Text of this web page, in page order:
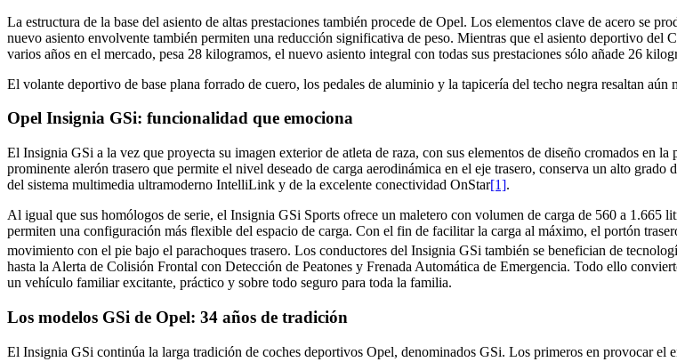
La estructura de la base del asiento de altas prestaciones también procede de Opel. Los elementos clave de acero se
nuevo asiento envolvente también permiten una reducción significativa de peso. Mientras que el asiento deportivo
varios años en el mercado, pesa 28 kilogramos, el nuevo asiento integral con todas sus prestaciones sólo añade 26
El volante deportivo de base plana forrado de cuero, los pedales de aluminio y la tapicería del techo negra resaltan
Opel Insignia GSi: funcionalidad que emociona
El Insignia GSi a la vez que proyecta su imagen exterior de atleta de raza, con sus elementos de diseño cromados en
prominente alerón trasero que permite el nivel deseado de carga aerodinámica en el eje trasero, conserva un alto
del sistema multimedia ultramoderno IntelliLink y de la excelente conectividad OnStar[1].
Al igual que sus homólogos de serie, el Insignia GSi Sports ofrece un maletero con volumen de carga de 560 a 1.665
permiten una configuración más flexible del espacio de carga. Con el fin de facilitar la carga al máximo, el portón
movimiento con el pie bajo el parachoques trasero. Los conductores del Insignia GSi también se benefician de
hasta la Alerta de Colisión Frontal con Detección de Peatones y Frenada Automática de Emergencia. Todo ello
un vehículo familiar excitante, práctico y sobre todo seguro para toda la familia.
Los modelos GSi de Opel: 34 años de tradición
El Insignia GSi continúa la larga tradición de coches deportivos Opel, denominados GSi. Los primeros en provocar